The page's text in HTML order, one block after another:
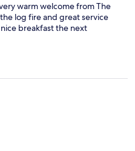
warm welcome from The
log fire and great service
breakfast the next